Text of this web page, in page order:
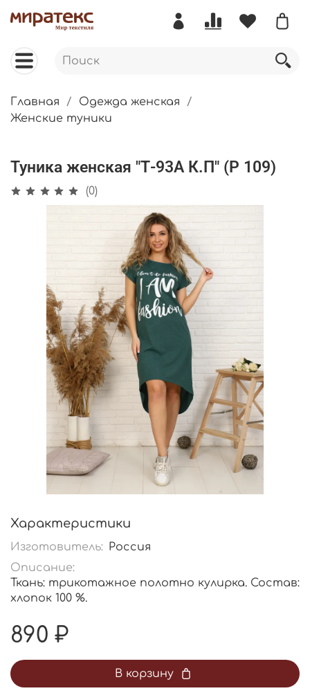
Главная
Одежда женская
Женские туники
Туника женская "Т-93А К.П" (Р 109)
(0)
Характеристики
Изготовитель: Россия
Описание:
Ткань: трикотажное полотно кулирка. Состав:
хлопок 100 %.
890 ₽
В корзину